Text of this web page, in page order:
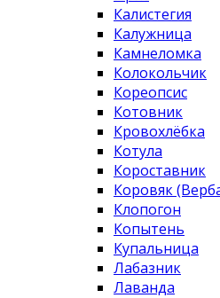
Калистегия
Калужница
Камнеломка
Колокольчик
Кореопсис
Котовник
Кровохлёбка
Котула
Короставник
Коровяк
Клопогон
Копытень
Купальница
Лабазник
Лаванда